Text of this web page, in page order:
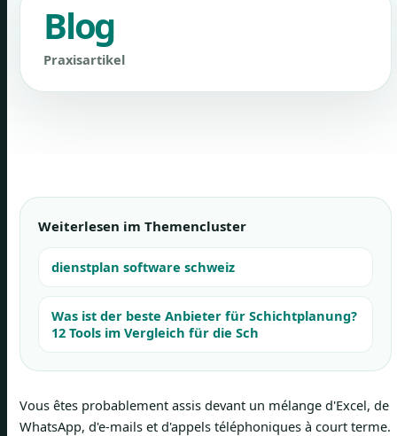
Blog
Praxisartikel
Weiterlesen im Themencluster
dienstplan software schweiz
Was ist der beste Anbieter für Schichtplanung?
12 Tools im Vergleich für die Sch
Vous êtes probablement assis devant un mélange d'Excel, de
WhatsApp, d'e-mails et d'appels téléphoniques à court terme.